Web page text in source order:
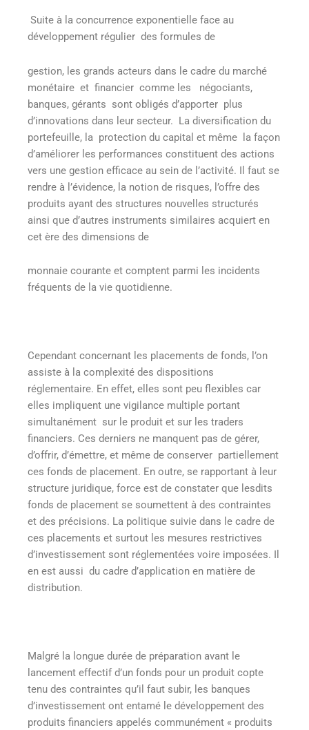
Suite à la concurrence exponentielle face au
développement régulier des formules de
gestion, les grands acteurs dans le cadre du marché
monétaire et financier comme les négociants,
banques, gérants sont obligés d’apporter plus
d’innovations dans leur secteur. La diversification du
portefeuille, la protection du capital et même la façon
d’améliorer les performances constituent des actions
vers une gestion efficace au sein de l’activité. Il faut se
rendre à l’évidence, la notion de risques, l’offre des
produits ayant des structures nouvelles structurés
ainsi que d’autres instruments similaires acquiert en
cet ère des dimensions de
monnaie courante et comptent parmi les incidents
fréquents de la vie quotidienne.
Cependant concernant les placements de fonds, l’on
assiste à la complexité des dispositions
réglementaire. En effet, elles sont peu flexibles car
elles impliquent une vigilance multiple portant
simultanément sur le produit et sur les traders
financiers. Ces derniers ne manquent pas de gérer,
d’offrir, d’émettre, et même de conserver partiellement
ces fonds de placement. En outre, se rapportant à leur
structure juridique, force est de constater que lesdits
fonds de placement se soumettent à des contraintes
et des précisions. La politique suivie dans le cadre de
ces placements et surtout les mesures restrictives
d’investissement sont réglementées voire imposées. Il
en est aussi du cadre d’application en matière de
distribution.
Malgré la longue durée de préparation avant le
lancement effectif d’un fonds pour un produit copte
tenu des contraintes qu’il faut subir, les banques
d’investissement ont entamé le développement des
produits financiers appelés communément « produits